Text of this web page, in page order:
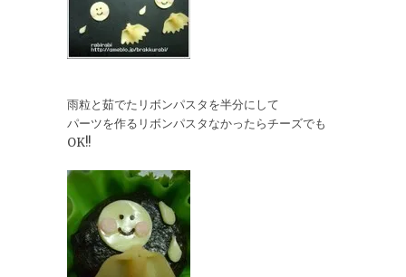
雨粒と茹でたリボンパスタを半分にして
パーツを作るリボンパスタなかったらチーズでも
OK!!